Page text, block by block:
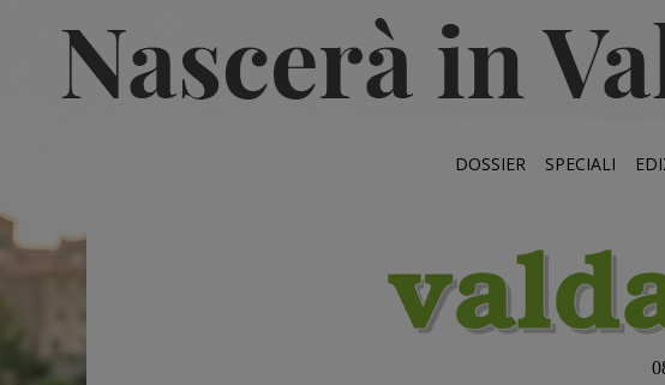
DOSSIER SPECIALI